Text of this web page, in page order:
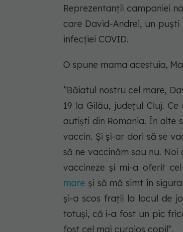
Reprezentanții campaniei
care David-Andrei, un
infecției COVID.
O spune mama acestuia,
”Băiatul nostru cel mare,
19 la Gilău, județul Cluj.
autiști din Romania. În alte
vaccin. Și și-ar dori să se
să ne vaccinăm sau nu.
vaccineze și mi-a oferit
mare și să mă simt în
și-a scos frații la locul de
totuși, că i-a fost un pic
fost cel mai curajos copil”.